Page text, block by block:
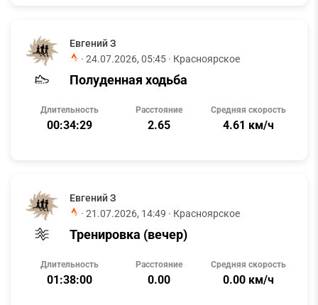
Евгений З
· 24.07.2026, 05:45 · Красноярское
Полуденная ходьба
Длительность
00:34:29
Расстояние
2.65
Средняя скорость
4.61 км/ч
Евгений З
· 21.07.2026, 14:49 · Красноярское
Тренировка (вечер)
Длительность
01:38:00
Расстояние
0.00
Средняя скорость
0.00 км/ч